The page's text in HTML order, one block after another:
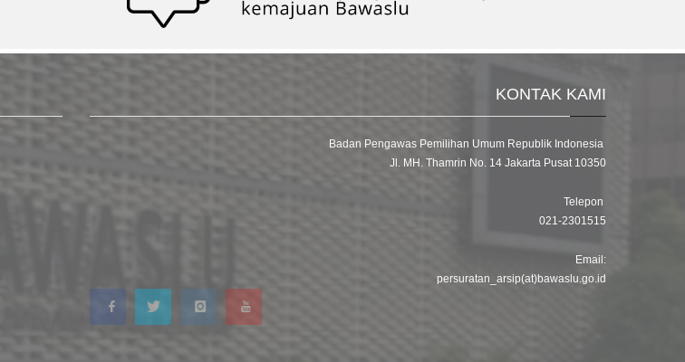
KONTAK KAMI
Badan Pengawas Pemilihan Umum Republik Indonesia
Jl. MH. Thamrin No. 14 Jakarta Pusat 10350
Telepon
021-2301515
Email:
persuratan_arsip(at)bawaslu.go.id